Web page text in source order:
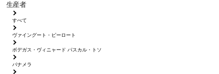
生産者
すべて
ヴァイングート・ピーロート
ボデガス・ヴィニャード パスカル・トソ
パナメラ